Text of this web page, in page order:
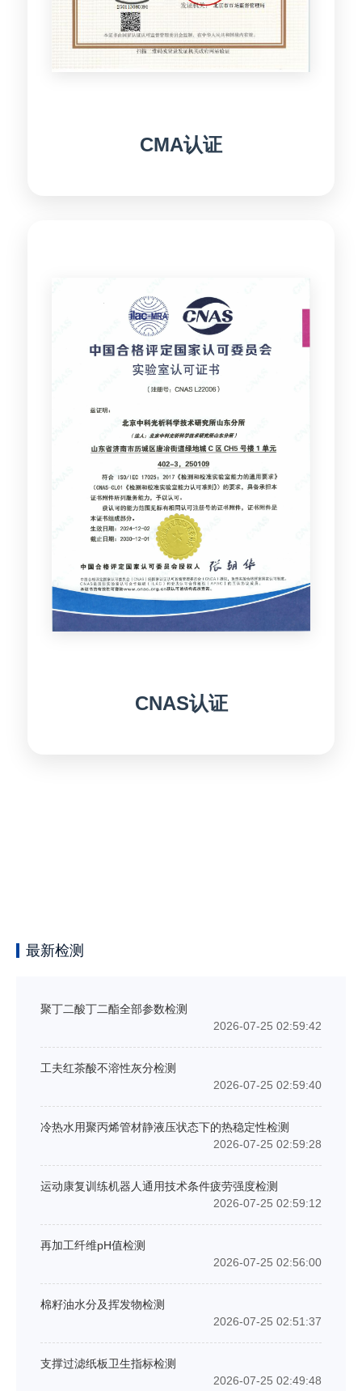
CMA认证
CNAS认证
最新检测
聚丁二酸丁二酯全部参数检测
2026-07-25 02:59:42
工夫红茶酸不溶性灰分检测
2026-07-25 02:59:40
冷热水用聚丙烯管材静液压状态下的热稳定性检测
2026-07-25 02:59:28
运动康复训练机器人通用技术条件疲劳强度检测
2026-07-25 02:59:12
再加工纤维pH值检测
2026-07-25 02:56:00
棉籽油水分及挥发物检测
2026-07-25 02:51:37
支撑过滤纸板卫生指标检测
2026-07-25 02:49:48